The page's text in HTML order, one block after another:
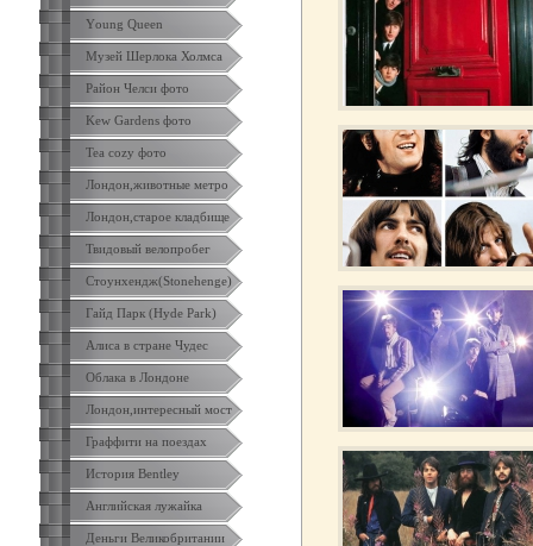
Yоung Queen
Музей Шерлока Холмса
Район Челси фото
Kew Gardens фото
Tea cozy фото
Лондон,животные метро
Лондон,старое кладбище
Твидовый велопробег
Стоунхендж(Stonehenge)
Гайд Парк (Hyde Park)
Алиса в стране Чудес
Облака в Лондоне
Лондон,интересный мост
Граффити на поездах
История Bentley
Английская лужайка
Деньги Великобритании